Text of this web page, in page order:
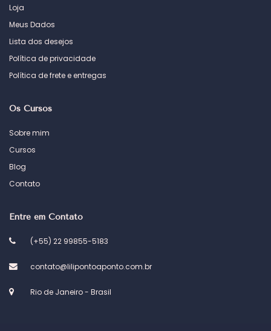
Loja
Meus Dados
Lista dos desejos
Política de privacidade
Política de frete e entregas
Os Cursos
Sobre mim
Cursos
Blog
Contato
Entre em Contato
(+55) 22 99855-5183
contato@lilipontoaponto.com.br
Rio de Janeiro - Brasil